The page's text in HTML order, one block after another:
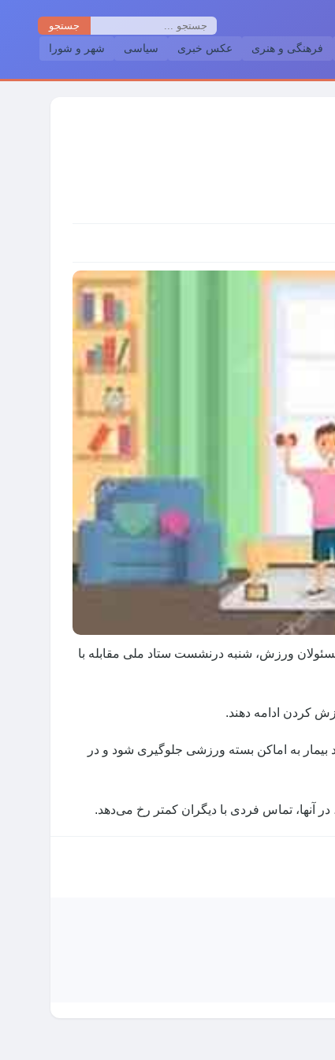
جستجو
فرهنگی و هنری عکس خبری سیاسی شهر و شورا
ورزش، شنبه درنشست ستاد ملی مقابله با
کردن ادامه دهند.
به اماکن بسته ورزشی جلوگیری شود و در
آنها، تماس فردی با دیگران کمتر رخ می‌دهد.